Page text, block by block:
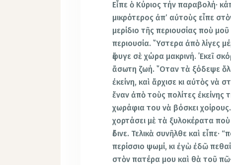
Εἶπε ὁ Κύριος τήν παραβολή·
μικρότερος ἀπ’ αὐτοὺς εἶπε
μερίδιο τῆς περιουσίας ποὺ
περιουσία. ῞Υστερα ἀπὸ λίγες
ἔφυγε σὲ χώρα μακρινή. ᾿Εκεῖ
ἄσωτη ζωή. ῞Οταν τὰ ξόδεψε
ἐκείνη, καὶ ἄρχισε κι αὐτὸς νὰ
ἕναν ἀπὸ τοὺς πολίτες ἐκείνης
χωράφια του νὰ βόσκει
χορτάσει μὲ τὰ ξυλοκέρατα ποὺ
ἔδινε. Τελικὰ συνῆλθε καὶ
περίσσιο ψωμί, κι ἐγὼ ἐδῶ
στὸν πατέρα μου καὶ θὰ τοῦ